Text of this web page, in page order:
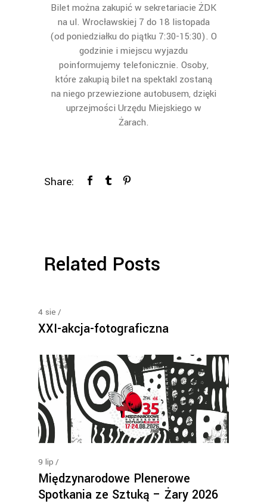
Bilet można zakupić w sekretariacie ŻDK
na ul. Wrocławskiej 7 do 18 listopada
(od poniedziałku do piątku 7:30-15:30). O
godzinie i miejscu wyjazdu
poinformujemy telefonicznie. Osoby,
które zakupią bilet na spektakl zostaną
na niego przewiezione autobusem, dzięki
uprzejmości Urzędu Miejskiego w
Żarach.
Share:
Related Posts
4 sie
XXI-akcja-fotograficzna
9 lip
Międzynarodowe Plenerowe
Spotkania ze Sztuką – Żary 2026